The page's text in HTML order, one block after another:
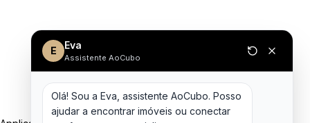
E Eva
Assistente AoCubo
Olá! Sou a Eva, assistente AoCubo. Posso
ajudar a encontrar imóveis ou conectar